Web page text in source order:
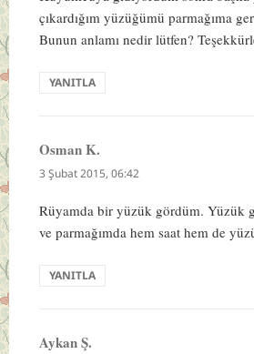
çıkardığım yüzüğümü parmağıma
Bunun anlamı nedir lütfen?
YANITLA
Osman K.
ki:
3 Şubat 2015, 06:42
Rüyamda bir yüzük gördüm. Yüzük
ve parmağımda hem saat hem de
YANITLA
Aykan Ş.